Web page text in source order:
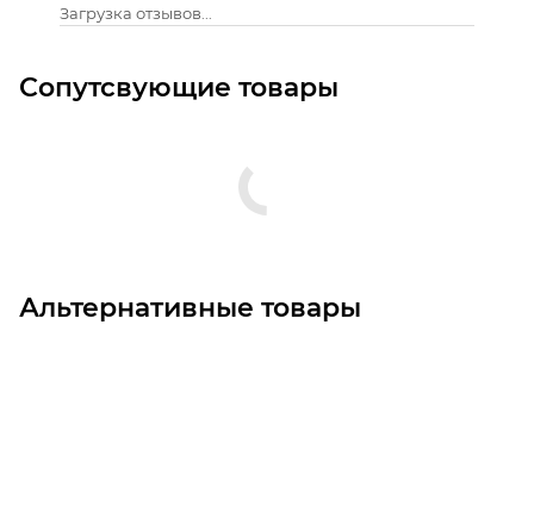
Загрузка отзывов...
Сопутсвующие товары
Альтернативные товары